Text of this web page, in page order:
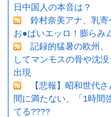
日中国人の本音は？
鈴村奈美アナ、乳
お●ぱいエッロ！膨らみ
記録的猛暑の欧州
してマンモスの骨や沈
出現
【悲報】昭和世代
間に満たない、「1時間
てる????